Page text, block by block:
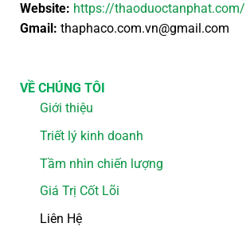
Website: https://thaoduoctanphat.com/
Gmail: thaphaco.com.vn@gmail.com
VỀ CHÚNG TÔI
Giới thiệu
Triết lý kinh doanh
Tầm nhìn chiến lượng
Giá Trị Cốt Lõi
Liên Hệ